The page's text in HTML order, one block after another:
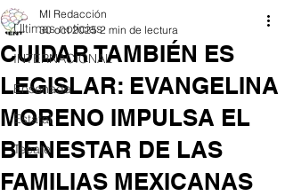
Últimas noticias
INTERNACIONAL
Ensenada
Estatal
Tecate
CUIDAR TAMBIÉN ES
LEGISLAR: EVANGELINA
MORENO IMPULSA EL
BIENESTAR DE LAS
FAMILIAS MEXICANAS
MI Redacción
30 oct 2025 2 min de lectura